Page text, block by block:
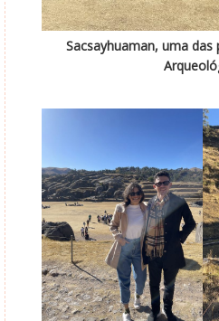
Sacsayhuaman, uma